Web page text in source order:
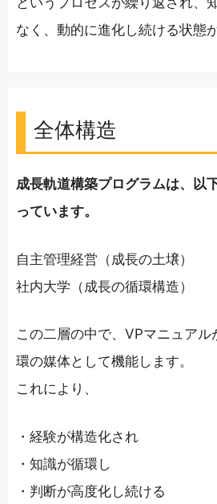
なく、動的に進化し続ける状態
全体構造
成長軌道構築プログラムは、以
っています。
自主管理経営（成長の土壌）
社内大学（成長の循環構造）
この二層の中で、VPマニュア
環の媒体として機能します。
これにより、
・経験が構造化され
・知識が循環し
・判断が高度化し続ける